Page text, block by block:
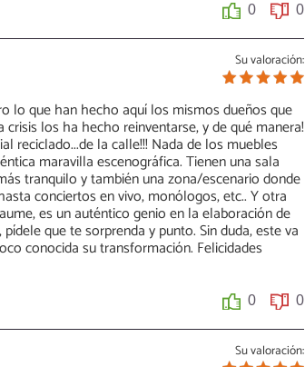
0 0
Su valoración:
lo que han hecho aquí los mismos dueños que
los ha hecho reinventarse, y de qué manera!
reciclado...de la calle!!! Nada de los muebles
maravilla escenográfica. Tienen una sala
tranquilo y también una zona/escenario donde
conciertos en vivo, monólogos, etc.. Y otra
es un auténtico genio en la elaboración de
que te sorprenda y punto. Sin duda, este va
conocida su transformación. Felicidades
0 0
Su valoración: